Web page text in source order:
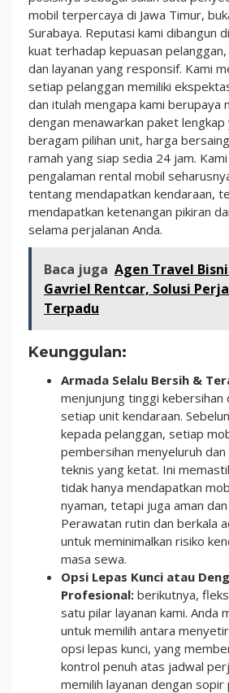
mobil terpercaya di Jawa Timur,
Surabaya. Reputasi kami dibangun
kuat terhadap kepuasan
dan layanan yang responsif. Kami
setiap pelanggan memiliki
dan itulah mengapa kami berupaya
dengan menawarkan paket lengkap
beragam pilihan unit, harga
ramah yang siap sedia 24 jam.
pengalaman rental mobil
tentang mendapatkan kendaraan,
mendapatkan ketenangan pikiran
selama perjalanan Anda.
Baca juga Agen Travel
Gavriel Rentcar, Solusi
Terpadu
Keunggulan:
Armada Selalu Bersih &
menjunjung tinggi kebersihan
setiap unit kendaraan.
kepada pelanggan, setiap
pembersihan menyeluruh
teknis yang ketat. Ini
tidak hanya mendapatkan
nyaman, tetapi juga aman dan
Perawatan rutin dan berkala
untuk meminimalkan risiko
masa sewa.
Opsi Lepas Kunci atau
Profesional: berikutnya,
satu pilar layanan kami. Anda
untuk memilih antara
opsi lepas kunci, yang
kontrol penuh atas jadwal
memilih layanan dengan sopir